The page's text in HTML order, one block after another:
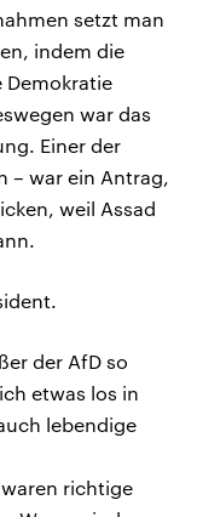
setzt man
indem die
Demokratie
war das
Einer der
– war ein Antrag,
weil Assad
der AfD so
etwas los in
lebendige
richtige